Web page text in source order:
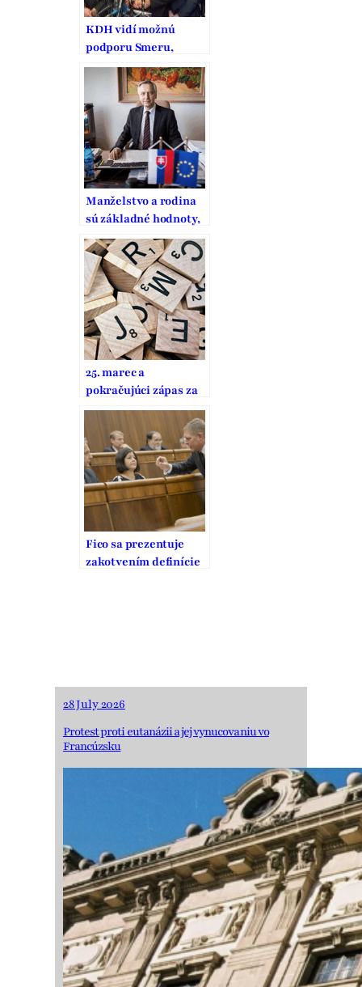
KDH vidí možnú
podporu Smeru,
doložku o vplyve na
rodinu preto stiahlo
Manželstvo a rodina
sú základné hodnoty,
na ktorých stojí a
padá naša kultúra
25. marec a
pokračujúci zápas za
ľudské práva
Fico sa prezentuje
zakotvením definície
28 July 2026
Protest proti eutanázii a jej vynucovaniu vo
Francúzsku